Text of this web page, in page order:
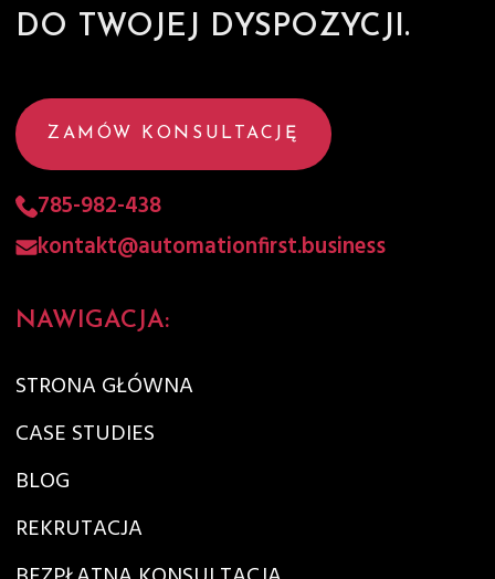
DO TWOJEJ DYSPOZYCJI.
ZAMÓW KONSULTACJĘ
785-982-438
kontakt@automationfirst.business
NAWIGACJA:
STRONA GŁÓWNA
CASE STUDIES
BLOG
REKRUTACJA